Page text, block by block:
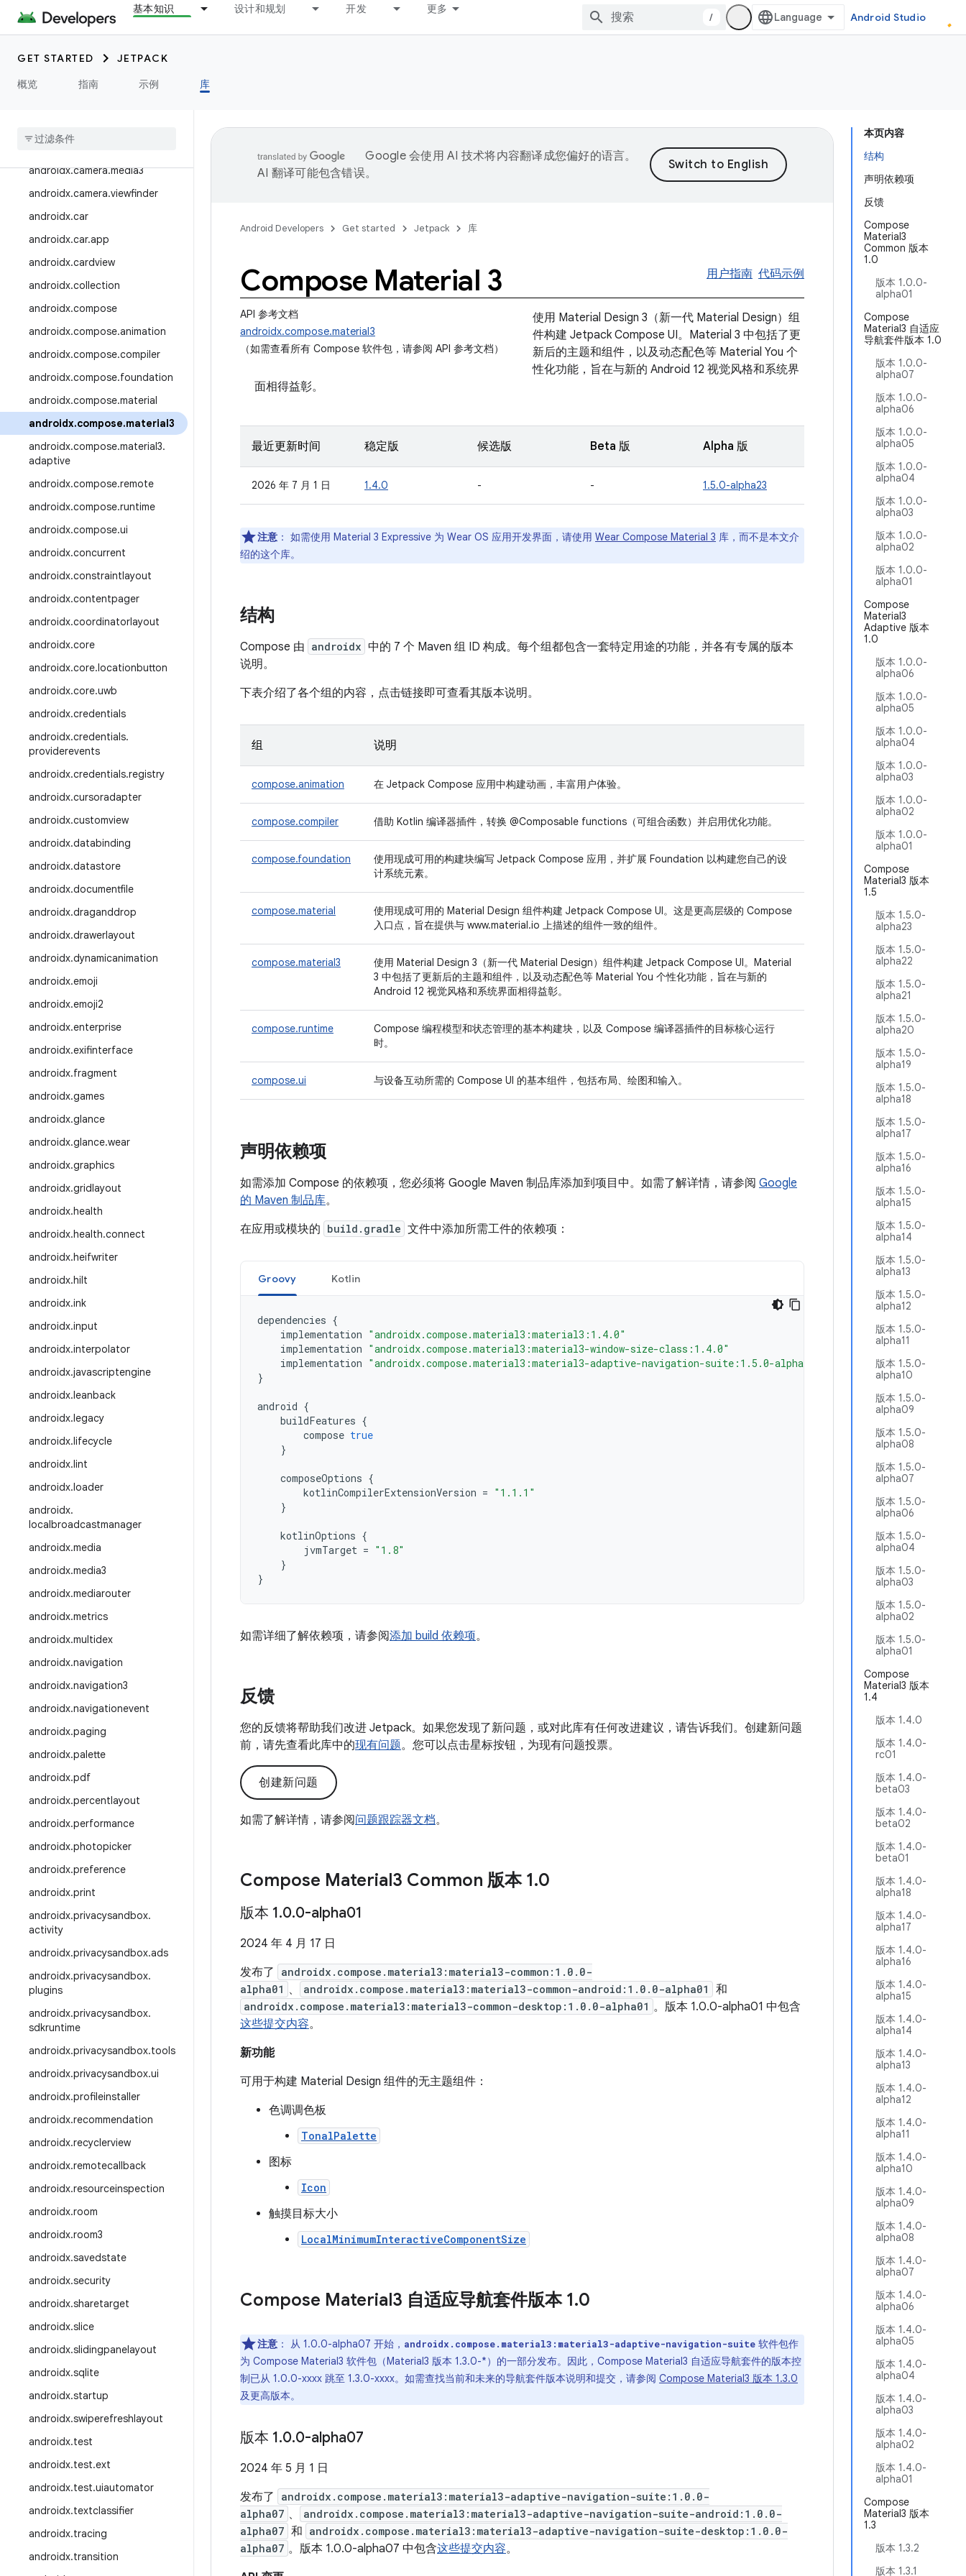
基本知识 设计和规划 开发 更多
/ Android Studio
GET STARTED
JETPACK
概览
指南 示例 库
androidx.benchmark
androidx.bluetooth
androidx.browser
androidx.
featurecombinationquery
androidx.camera.media3
androidx.camera.viewfinder
androidx.car
androidx.car.app
androidx.cardview
androidx.collection
androidx.compose
androidx.compose.animation
androidx.compose.compiler
androidx.compose.foundation
androidx.compose.material
androidx.compose.material3
androidx.compose.material3.
adaptive
androidx.compose.remote
androidx.compose.runtime
androidx.compose.ui
androidx.concurrent
androidx.constraintlayout
androidx.contentpager
androidx.coordinatorlayout
androidx.core
androidx.core.locationbutton
androidx.core.uwb
androidx.credentials
androidx.credentials.
providerevents
androidx.credentials.registry
androidx.cursoradapter
androidx.customview
androidx.databinding
androidx.datastore
androidx.documentfile
androidx.draganddrop
androidx.drawerlayout
androidx.dynamicanimation
androidx.emoji
androidx.emoji2
androidx.enterprise
androidx.exifinterface
androidx.fragment
androidx.games
androidx.glance
androidx.glance.wear
androidx.graphics
androidx.gridlayout
androidx.health
androidx.health.connect
androidx.heifwriter
androidx.hilt
androidx.ink
androidx.input
androidx.interpolator
androidx.javascriptengine
androidx.leanback
androidx.legacy
androidx.lifecycle
androidx.lint
androidx.loader
androidx.
localbroadcastmanager
androidx.media
androidx.media3
androidx.mediarouter
androidx.metrics
androidx.multidex
androidx.navigation
androidx.navigation3
androidx.navigationevent
androidx.paging
androidx.palette
androidx.pdf
androidx.percentlayout
androidx.performance
androidx.photopicker
androidx.preference
androidx.print
androidx.privacysandbox.
activity
androidx.privacysandbox.ads
androidx.privacysandbox.
plugins
androidx.privacysandbox.
sdkruntime
androidx.privacysandbox.tools
androidx.privacysandbox.ui
androidx.profileinstaller
androidx.recommendation
androidx.recyclerview
androidx.remotecallback
androidx.resourceinspection
androidx.room
androidx.room3
androidx.savedstate
androidx.security
androidx.sharetarget
androidx.slice
androidx.slidingpanelayout
androidx.sqlite
androidx.startup
androidx.swiperefreshlayout
androidx.test
androidx.test.ext
androidx.test.uiautomator
androidx.textclassifier
androidx.tracing
androidx.transition
本页内容
结构
声明依赖项
反馈
Compose
Material3
Common 版本
1.0
版本 1.0.0-
alpha01
Compose
Material3 自适应
导航套件版本 1.0
版本 1.0.0-
alpha07
版本 1.0.0-
alpha06
版本 1.0.0-
alpha05
版本 1.0.0-
alpha04
版本 1.0.0-
alpha03
版本 1.0.0-
alpha02
版本 1.0.0-
alpha01
Compose
Material3
Adaptive 版本
1.0
版本 1.0.0-
alpha06
版本 1.0.0-
alpha05
版本 1.0.0-
alpha04
版本 1.0.0-
alpha03
版本 1.0.0-
alpha02
版本 1.0.0-
alpha01
Compose
Material3 版本
1.5
版本 1.5.0-
alpha23
版本 1.5.0-
alpha22
版本 1.5.0-
alpha21
版本 1.5.0-
alpha20
版本 1.5.0-
alpha19
版本 1.5.0-
alpha18
版本 1.5.0-
alpha17
版本 1.5.0-
alpha16
版本 1.5.0-
alpha15
版本 1.5.0-
alpha14
版本 1.5.0-
alpha13
版本 1.5.0-
alpha12
版本 1.5.0-
alpha11
版本 1.5.0-
alpha10
版本 1.5.0-
alpha09
版本 1.5.0-
alpha08
版本 1.5.0-
alpha07
版本 1.5.0-
alpha06
版本 1.5.0-
alpha04
版本 1.5.0-
alpha03
版本 1.5.0-
alpha02
版本 1.5.0-
alpha01
Compose
Material3 版本
1.4
版本 1.4.0
版本 1.4.0-
rc01
版本 1.4.0-
beta03
版本 1.4.0-
beta02
版本 1.4.0-
beta01
版本 1.4.0-
alpha18
版本 1.4.0-
alpha17
版本 1.4.0-
alpha16
版本 1.4.0-
alpha15
版本 1.4.0-
alpha14
版本 1.4.0-
alpha13
版本 1.4.0-
alpha12
版本 1.4.0-
alpha11
版本 1.4.0-
alpha10
版本 1.4.0-
alpha09
版本 1.4.0-
alpha08
版本 1.4.0-
alpha07
版本 1.4.0-
alpha06
版本 1.4.0-
alpha05
版本 1.4.0-
alpha04
版本 1.4.0-
alpha03
版本 1.4.0-
alpha02
版本 1.4.0-
alpha01
Compose
Material3 版本
1.3
版本 1.3.2
版本 1.3.1
Google 会使用 AI 技术将内容翻译成您偏好的语言。
AI 翻译可能包含错误。
Android Developers Get started Jetpack 库
Compose Material 3 用户指南 代码示例
API 参考文档
androidx.compose.material3
（如需查看所有 Compose 软件包，请参阅 API 参考文档）
使用 Material Design 3（新一代 Material Design）组
件构建 Jetpack Compose UI。Material 3 中包括了更
新后的主题和组件，以及动态配色等 Material You 个
性化功能，旨在与新的 Android 12 视觉风格和系统界
面相得益彰。
最近更新时间 稳定版 候选版 Beta 版 Alpha 版
2026 年 7 月 1 日 1.4.0 - - 1.5.0-alpha23
注意 ： 如需使用 Material 3 Expressive 为 Wear OS 应用开发界面，请使用 Wear Compose Material 3 库，而不是本文介
绍的这个库。
结构
Compose 由 androidx 中的 7 个 Maven 组 ID 构成。每个组都包含一套特定用途的功能，并各有专属的版本
说明。
下表介绍了各个组的内容，点击链接即可查看其版本说明。
组 说明
compose.animation 在 Jetpack Compose 应用中构建动画，丰富用户体验。
compose.compiler 借助 Kotlin 编译器插件，转换 @Composable functions（可组合函数）并启用优化功能。
compose.foundation
使用现成可用的构建块编写 Jetpack Compose 应用，并扩展 Foundation 以构建您自己的设
计系统元素。
compose.material
使用现成可用的 Material Design 组件构建 Jetpack Compose UI。这是更高层级的 Compose
入口点，旨在提供与 www.material.io 上描述的组件一致的组件。
compose.material3
使用 Material Design 3（新一代 Material Design）组件构建 Jetpack Compose UI。Material
3 中包括了更新后的主题和组件，以及动态配色等 Material You 个性化功能，旨在与新的
Android 12 视觉风格和系统界面相得益彰。
compose.runtime
Compose 编程模型和状态管理的基本构建块，以及 Compose 编译器插件的目标核心运行
时。
compose.ui 与设备互动所需的 Compose UI 的基本组件，包括布局、绘图和输入。
声明依赖项
如需添加 Compose 的依赖项，您必须将 Google Maven 制品库添加到项目中。如需了解详情，请参阅 Google
的 Maven 制品库。
在应用或模块的 build.gradle 文件中添加所需工件的依赖项：
Groovy Kotlin
dependencies {
implementation "androidx.compose.material3:material3:1.4.0"
implementation "androidx.compose.material3:material3-window-size-class:1.4.0"
implementation "androidx.compose.material3:material3-adaptive-navigation-suite:1.5.0-alpha25"
}
android {
buildFeatures {
compose true
}
composeOptions {
kotlinCompilerExtensionVersion = "1.1.1"
}
kotlinOptions {
jvmTarget = "1.8"
}
}
如需详细了解依赖项，请参阅添加 build 依赖项。
反馈
您的反馈将帮助我们改进 Jetpack。如果您发现了新问题，或对此库有任何改进建议，请告诉我们。创建新问题
前，请先查看此库中的现有问题。您可以点击星标按钮，为现有问题投票。
创建新问题
如需了解详情，请参阅问题跟踪器文档。
Compose Material3 Common 版本 1.0
版本 1.0.0-alpha01
2024 年 4 月 17 日
发布了
androidx.compose.material3:material3-common:1.0.0-
alpha01 、 androidx.compose.material3:material3-common-android:1.0.0-alpha01 和
androidx.compose.material3:material3-common-desktop:1.0.0-alpha01 。版本 1.0.0-alpha01 中包含
这些提交内容。
新功能
可用于构建 Material Design 组件的无主题组件：
色调调色板
TonalPalette
图标
Icon
触摸目标大小
LocalMinimumInteractiveComponentSize
Compose Material3 自适应导航套件版本 1.0
注意 ： 从 1.0.0-alpha07 开始， androidx.compose.material3:material3-adaptive-navigation-suite 软件包作
为 Compose Material3 软件包（Material3 版本 1.3.0-*）的一部分发布。因此，Compose Material3 自适应导航套件的版本控
制已从 1.0.0-xxxx 跳至 1.3.0-xxxx。如需查找当前和未来的导航套件版本说明和提交，请参阅 Compose Material3 版本 1.3.0
及更高版本。
版本 1.0.0-alpha07
2024 年 5 月 1 日
发布了
androidx.compose.material3:material3-adaptive-navigation-suite:1.0.0-
alpha07 、
androidx.compose.material3:material3-adaptive-navigation-suite-android:1.0.0-
alpha07 和 androidx.compose.material3:material3-adaptive-navigation-suite-desktop:1.0.0-
alpha07 。版本 1.0.0-alpha07 中包含这些提交内容。